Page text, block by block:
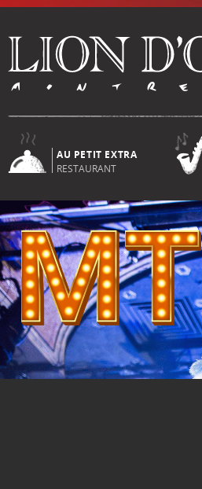
AU PETIT EXTRA
RESTAURANT